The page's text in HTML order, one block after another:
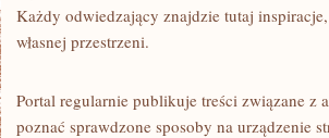
Każdy odwiedzający znajdzie tutaj
własnej przestrzeni.
Portal regularnie publikuje treści związane z
poznać sprawdzone sposoby na urządzenie